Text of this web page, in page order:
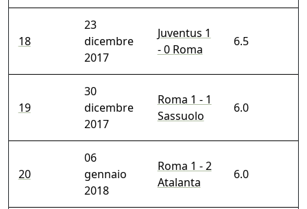
18
23
dicembre
2017
Juventus 1
- 0 Roma
6.5
19
30
dicembre
2017
Roma 1 - 1
Sassuolo
6.0
20
06
gennaio
2018
Roma 1 - 2
Atalanta
6.0